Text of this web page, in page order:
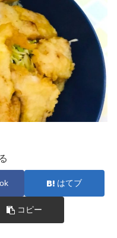
はてブ
コピー